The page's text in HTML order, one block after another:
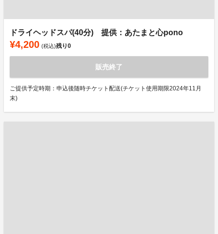
ドライヘッドスパ(40分) 提供：あたまと心pono
¥4,200 (税込)残り0
販売終了
ご提供予定時期：申込後随時チケット配送(チケット使用期限2024年11月
末)